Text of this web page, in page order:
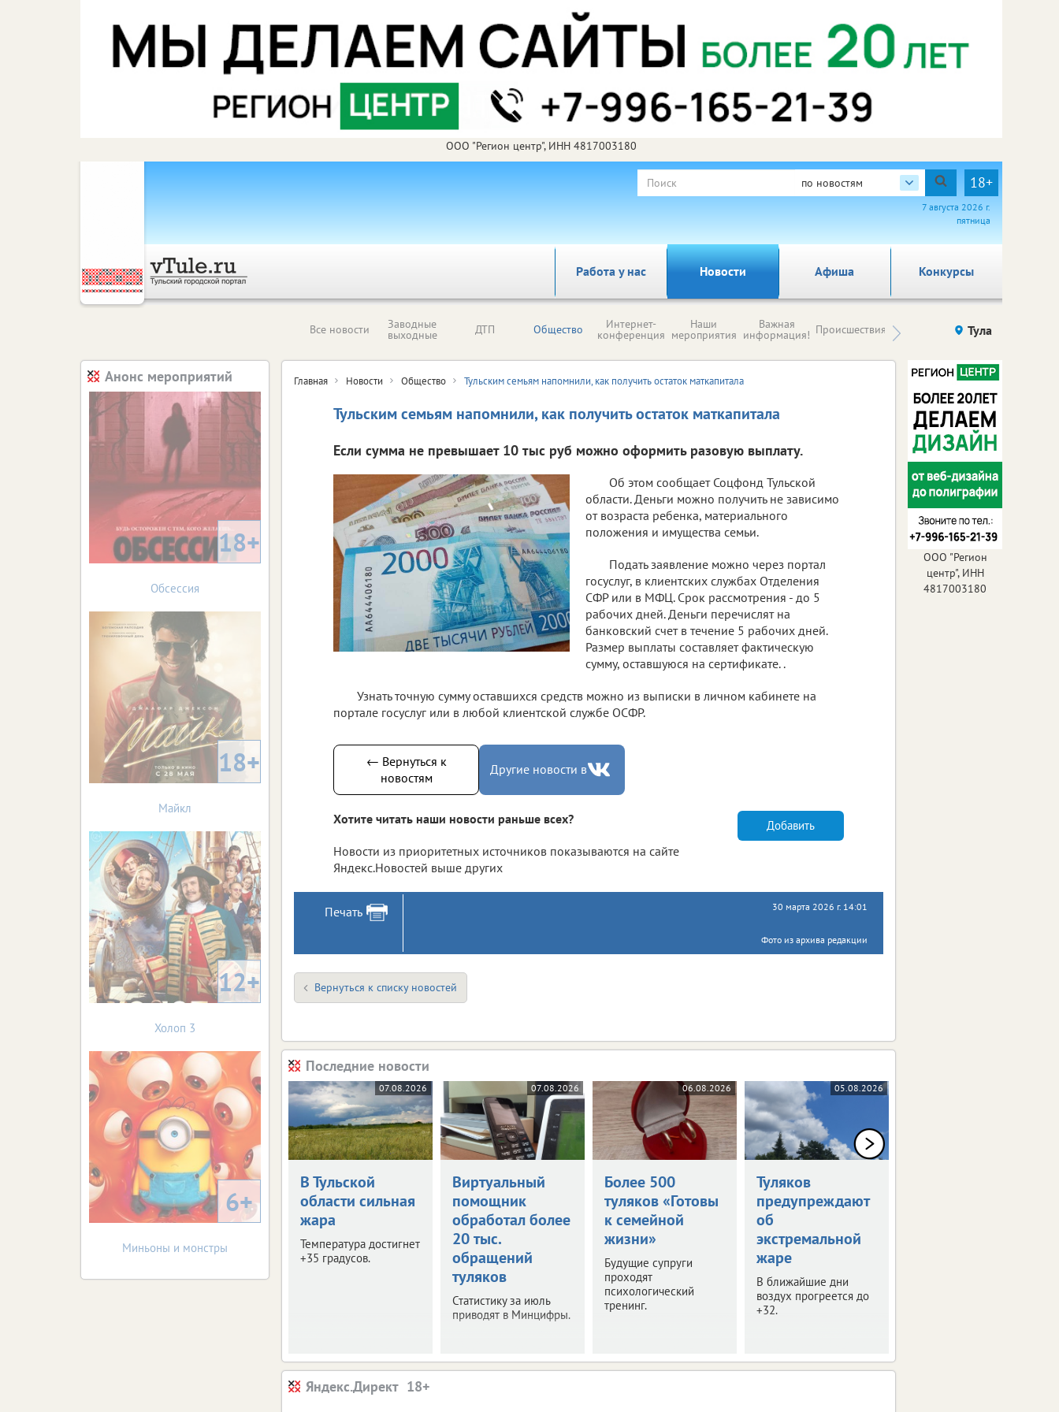
ООО "Регион центр", ИНН 4817003180
по новостям 18+
7 августа 2026 г.
пятница
Работа у нас Новости Афиша Конкурсы
Все новости Заводные
выходные ДТП Общество Интернет-
конференция
Наши
мероприятия
Важная
информация! Происшествия Здоровье компаний (на
Тула
Главная Новости Общество Тульским семьям напомнили, как получить остаток маткапитала
Тульским семьям напомнили, как получить остаток маткапитала
Если сумма не превышает 10 тыс руб можно оформить разовую выплату.
Об этом сообщает Соцфонд Тульской
области. Деньги можно получить не зависимо
от возраста ребенка, материального
положения и имущества семьи.
Подать заявление можно через портал
госуслуг, в клиентских службах Отделения
СФР или в МФЦ. Срок рассмотрения - до 5
рабочих дней. Деньги перечислят на
банковский счет в течение 5 рабочих дней.
Размер выплаты составляет фактическую
сумму, оставшуюся на сертификате. .
Узнать точную сумму оставшихся средств можно из выписки в личном кабинете на
портале госуслуг или в любой клиентской службе ОСФР.
← Вернуться к
новостям
Другие новости в
Хотите читать наши новости раньше всех?
Новости из приоритетных источников показываются на сайте
Яндекс.Новостей выше других
Добавить
Печать 30 марта 2026 г. 14:01
Фото из архива редакции
Вернуться к списку новостей
Последние новости
07.08.2026
В Тульской
области сильная
жара
Температура достигнет
+35 градусов.
07.08.2026
Виртуальный
помощник
обработал более
20 тыс.
обращений
туляков
Статистику за июль
приводят в Минцифры.
06.08.2026
Более 500
туляков «Готовы
к семейной
жизни»
Будущие супруги
проходят
психологический
тренинг.
05.08.2026
Туляков
предупреждают
об
экстремальной
жаре
В ближайшие дни
воздух прогреется до
+32.
Яндекс.Директ
Анонс мероприятий
18+
Обсессия
18+
Майкл
12+
Холоп 3
6+
Миньоны и монстры
ООО "Регион
центр", ИНН
4817003180